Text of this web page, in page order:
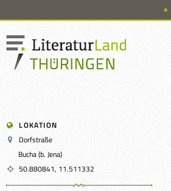
LOKATION
Dorfstraße
Bucha (b. Jena)
50.880841, 11.511332